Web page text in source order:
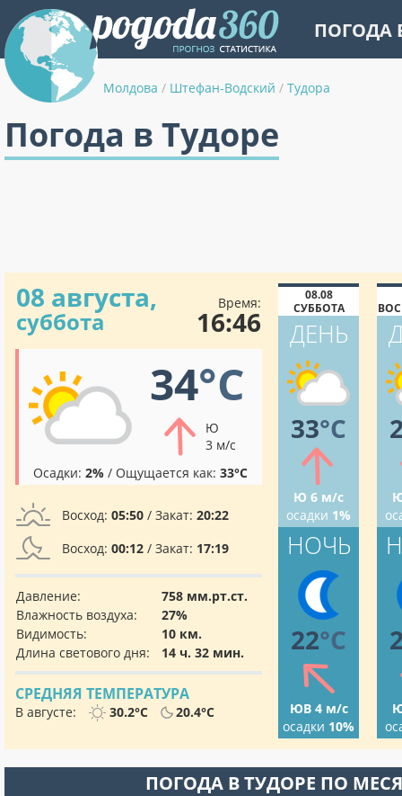
ПОГОДА
Молдова / Штефан-Водский / Тудора
Погода в Тудоре
08 августа,
суббота
Время:
16:46
34°C
Ю
3 м/с
Осадки: 2% / Ощущается как: 33°C
Восход: 05:50 / Закат: 20:22
Восход: 00:12 / Закат: 17:19
Давление:
758 мм.рт.ст.
Влажность воздуха:
27%
Видимость:
10 км.
Длина светового дня:
14 ч. 32 мин.
СРЕДНЯЯ ТЕМПЕРАТУРА
В августе: 30.2°C 20.4°C
08.08
СУББОТА
ДЕНЬ
33°C
Ю 6 м/с
осадки 1%
НОЧЬ
22°C
ЮВ 4 м/с
осадки 10%
ПОГОДА В ТУДОРЕ ПО